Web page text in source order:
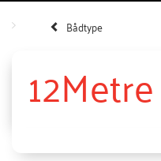
Bådtype
12Metre